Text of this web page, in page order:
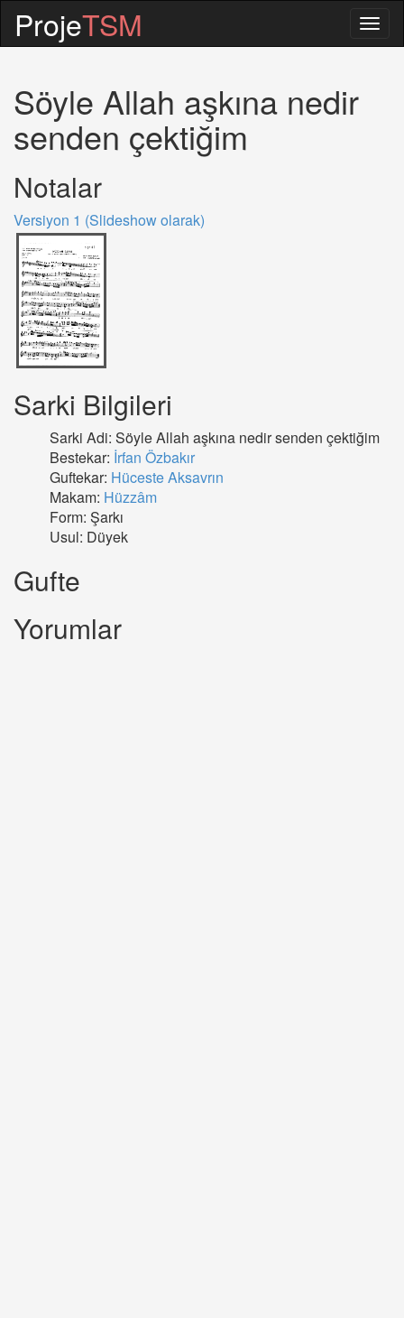
ProjeTSM
Söyle Allah aşkına nedir
senden çektiğim
Notalar
Versiyon 1 (Slideshow olarak)
Sarki Bilgileri
Sarki Adi: Söyle Allah aşkına nedir senden çektiğim
Bestekar: İrfan Özbakır
Guftekar: Hüceste Aksavrın
Makam: Hüzzâm
Form: Şarkı
Usul: Düyek
Gufte
Yorumlar